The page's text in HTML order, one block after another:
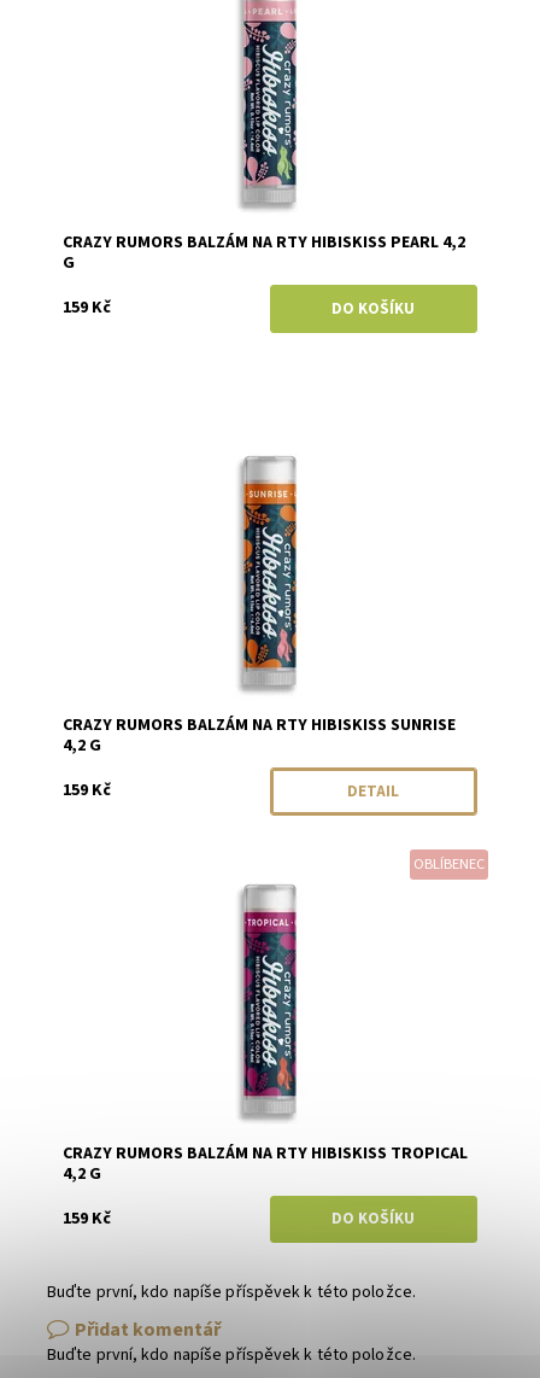
CRAZY RUMORS BALZÁM NA RTY HIBISKISS PEARL 4,2
G
159 Kč
Crazy Rumors
CRAZY RUMORS BALZÁM NA RTY HIBISKISS SUNRISE
4,2 G
159 Kč
DETAIL
OBLÍBENEC
Crazy Rumors
CRAZY RUMORS BALZÁM NA RTY HIBISKISS TROPICAL
4,2 G
159 Kč
Buďte první, kdo napíše příspěvek k této položce.
Přidat komentář
Buďte první, kdo napíše příspěvek k této položce.